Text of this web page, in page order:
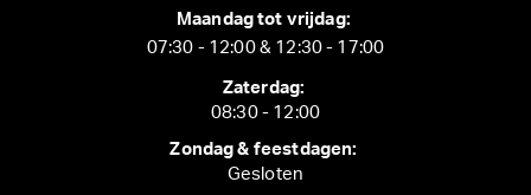
Maandag tot vrijdag:
07:30 - 12:00 & 12:30 - 17:00
Zaterdag:
08:30 - 12:00
Zondag & feestdagen:
Gesloten